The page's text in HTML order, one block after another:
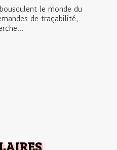
le monde du
de traçabilité,